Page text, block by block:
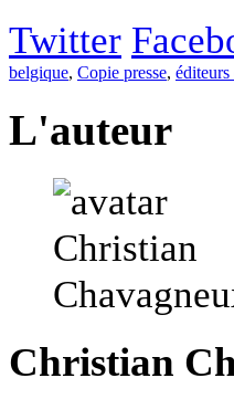
Twitter
belgique, Copie presse, éditeurs
L'auteur
Christian